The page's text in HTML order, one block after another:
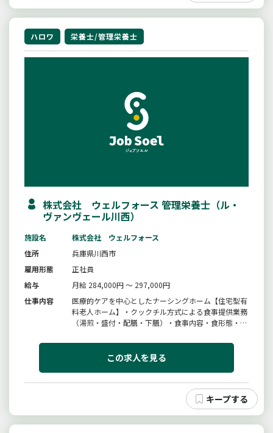
ハロワ 栄養士/管理栄養士
株式会社 ウェルフォース 管理栄養士（ル・
ヴァンヴェール川西）
施設名
株式会社 ウェルフォース
住所
兵庫県川西市
雇用形態
正社員
給与
月給 284,000円 ～ 297,000円
仕事内容
医療的ケアを中心としたナーシングホーム【住宅型有
料老人ホーム】・クックチル方式による食事提供業務
（湯煎・盛付・配膳・下膳）・食事内容・食形態・摂
まえた栄養管理・看護師、介護職、ケアマネと連携し
た情報共有および多職種連携・厨房スタッフ（調理補
この求人を見る